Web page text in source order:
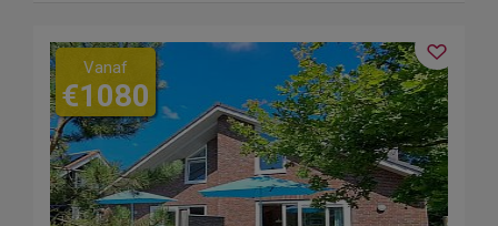
Vanaf
€1080